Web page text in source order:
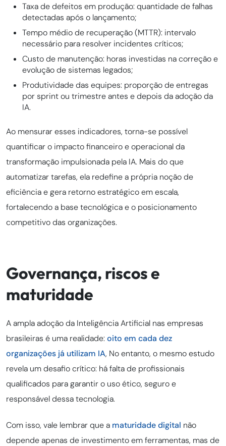
Taxa de defeitos em produção: quantidade de falhas
detectadas após o lançamento;
Tempo médio de recuperação (MTTR): intervalo
necessário para resolver incidentes críticos;
Custo de manutenção: horas investidas na correção e
evolução de sistemas legados;
Produtividade das equipes: proporção de entregas
por sprint ou trimestre antes e depois da adoção da
IA.
Ao mensurar esses indicadores, torna-se possível
quantificar o impacto financeiro e operacional da
transformação impulsionada pela IA. Mais do que
automatizar tarefas, ela redefine a própria noção de
eficiência e gera retorno estratégico em escala,
fortalecendo a base tecnológica e o posicionamento
competitivo das organizações.
Governança, riscos e
maturidade
A ampla adoção da Inteligência Artificial nas empresas
brasileiras é uma realidade:oito em cada dez
organizações já utilizam IA, No entanto, o mesmo estudo
revela um desafio crítico: há falta de profissionais
qualificados para garantir o uso ético, seguro e
responsável dessa tecnologia.
Com isso, vale lembrar que a maturidade digital não
depende apenas de investimento em ferramentas, mas de